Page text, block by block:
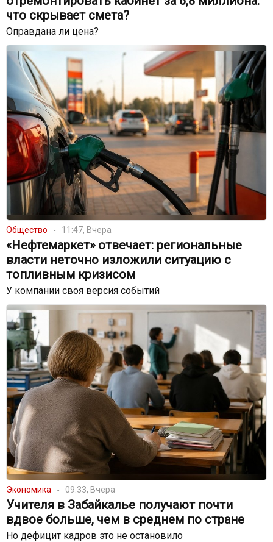
что скрывает смета?
Оправдана ли цена?
Общество 11:47, Вчера
«Нефтемаркет» отвечает: региональные
власти неточно изложили ситуацию с
топливным кризисом
У компании своя версия событий
Экономика 09:33, Вчера
Учителя в Забайкалье получают почти
вдвое больше, чем в среднем по стране
Но дефицит кадров это не остановило